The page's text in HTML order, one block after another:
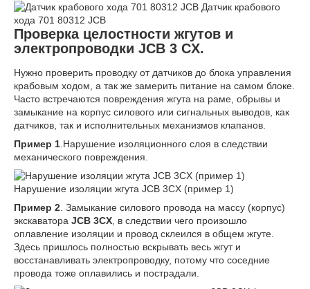
Датчик крабового
хода 701 80312 JCB
Проверка целостности жгутов и
электропроводки JCB 3 CX.
Нужно проверить проводку от датчиков до блока управления
крабовым ходом, а так же замерить питание на самом блоке.
Часто встречаются повреждения жгута на раме, обрывы и
замыкание на корпус силового или сигнальных выводов, как
датчиков, так и исполнительных механизмов клапанов.
Пример 1.Нарушение изоляционного слоя в следствии
механического повреждения.
Нарушение изоляции жгута JCB 3CX (пример 1)
Пример 2. Замыкание силового провода на массу (корпус)
экскаватора JCB 3CX, в следствии чего произошло
оплавление изоляции и провод склеился в общем жгуте.
Здесь пришлось полностью вскрывать весь жгут и
восстанавливать электропроводку, потому что соседние
провода тоже оплавились и пострадали.